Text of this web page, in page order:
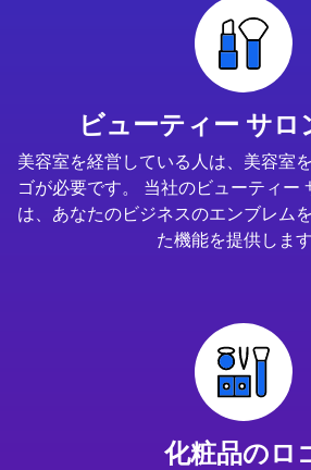
ビューティー サロ
美容室を経営している人は、美容室
ゴが必要です。 当社のビューティー
は、あなたのビジネスのエンブレム
た機能を提供します
化粧品のロ